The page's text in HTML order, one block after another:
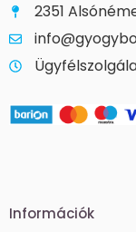
2351
Információk